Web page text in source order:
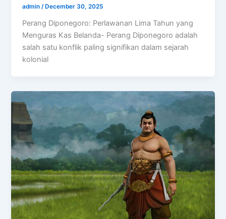
admin/ December 30, 2025
Perang Diponegoro: Perlawanan Lima Tahun yang
Menguras Kas Belanda- Perang Diponegoro adalah
salah satu konflik paling signifikan dalam sejarah
kolonial